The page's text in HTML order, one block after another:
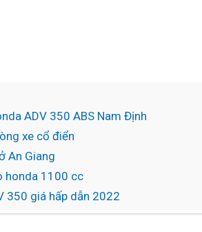
ADV 350 ABS Nam Định
xe cổ điển
An Giang
honda 1100 cc
350 giá hấp dẫn 2022